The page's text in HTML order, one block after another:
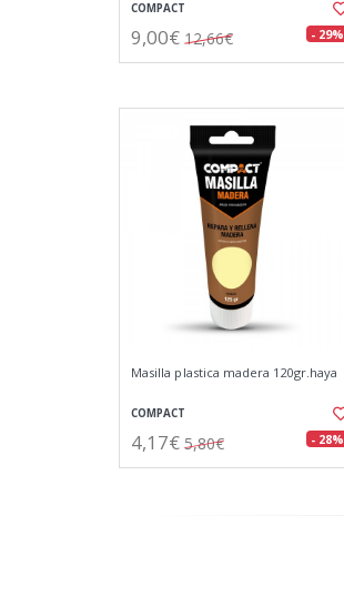
COMPACT
9,00€ 12,66€ - 29%
Masilla plastica madera 120gr.haya
COMPACT
4,17€ 5,80€ - 28%